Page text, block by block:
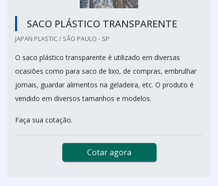
SACO PLÁSTICO TRANSPARENTE
JAPAN PLASTIC / SÃO PAULO - SP
O saco plástico transparente é utilizado em diversas
ocasiões como para saco de lixo, de compras, embrulhar
jornais, guardar alimentos na geladeira, etc. O produto é
vendido em diversos tamanhos e modelos.
Faça sua cotação.
Cotar agora